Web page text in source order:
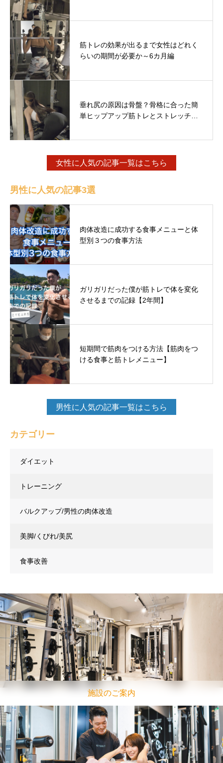
筋トレの効果が出るまで女性はどれく
らいの期間が必要か～6カ月編
垂れ尻の原因は骨盤？骨格に合った簡
単ヒップアップ筋トレとストレッチ…
女性に人気の記事一覧はこちら
男性に人気の記事3選
肉体改造に成功する食事メニューと体
型別３つの食事方法
ガリガリだった僕が筋トレで体を変化
させるまでの記録【2年間】
短期間で筋肉をつける方法【筋肉をつ
ける食事と筋トレメニュー】
男性に人気の記事一覧はこちら
カテゴリー
ダイエット
トレーニング
バルクアップ/男性の肉体改造
美脚/くびれ/美尻
食事改善
施設のご案内